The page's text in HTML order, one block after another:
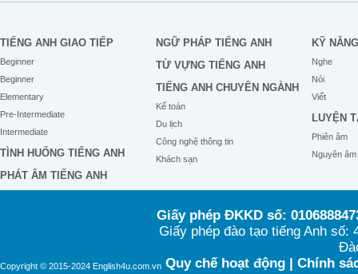
TIẾNG ANH GIAO TIẾP
Beginner
Beginner
Elementary
Pre-Intermediate
Intermediate
TÌNH HUỐNG TIẾNG ANH
PHÁT ÂM TIẾNG ANH
NGỮ PHÁP TIẾNG ANH
TỪ VỰNG TIẾNG ANH
TIẾNG ANH CHUYÊN NGÀNH
Kế toán
Du lịch
Công nghệ thông tin
Khách sạn
KỸ NĂNG
Nghe
Nói
Viết
LUYỆN
Phiên âm
Nguyên âm
Copyright © 2015-2024 English4u.com.vn
Giấy phép ĐKKD số:
Giấy phép đào tạo tiếng Anh
Quy chế hoạt động| Chính